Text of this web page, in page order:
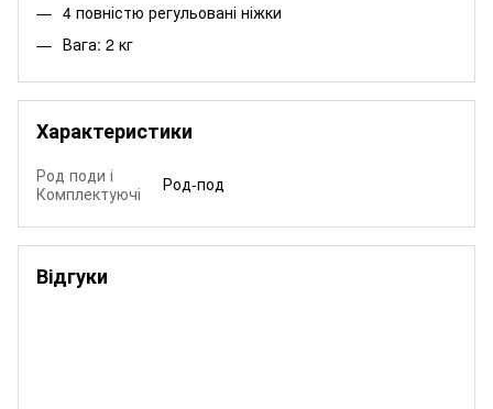
4 повністю регульовані ніжки
Вага: 2 кг
Характеристики
Род поди і
Комплектуючі
Род-под
Відгуки